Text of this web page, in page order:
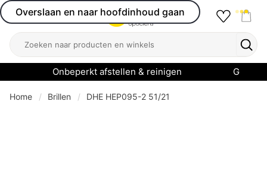
Overslaan en naar hoofdinhoud gaan
Open menu
Zoeken
Onbeperkt afstellen & reinigen
Home Brillen DHE HEP095-2 51/21